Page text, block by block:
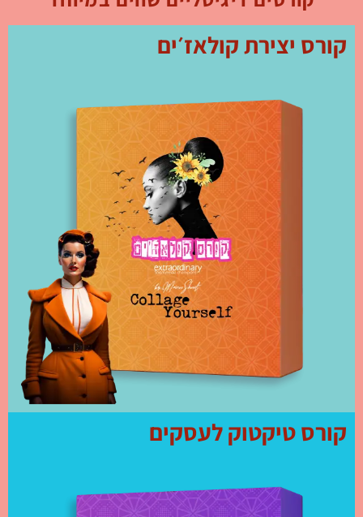
קורס יצירת קולאז׳ים
קורס טיקטוק לעסקים